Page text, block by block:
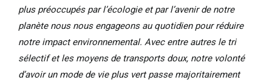
plus préoccupés par l’écologie et par l’avenir de notre
planète nous nous engageons au quotidien pour réduire
notre impact environnemental. Avec entre autres le tri
sélectif et les moyens de transports doux, notre volonté
d’avoir un mode de vie plus vert passe majoritairement